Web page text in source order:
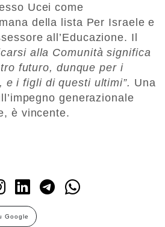
Ucei come
della lista Per Israele e
all’Educazione. Il
alla Comunità significa
futuro, dunque per i
e i figli di questi ultimi”. Una
generazionale
è vincente.
Google